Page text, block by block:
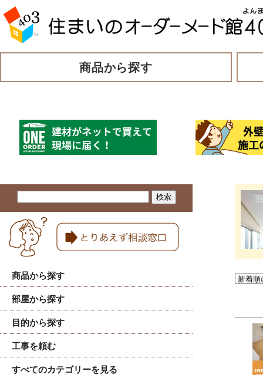
商品から探す
商品から探す
部屋から探す
目的から探す
工事を頼む
すべてのカテゴリーを見る